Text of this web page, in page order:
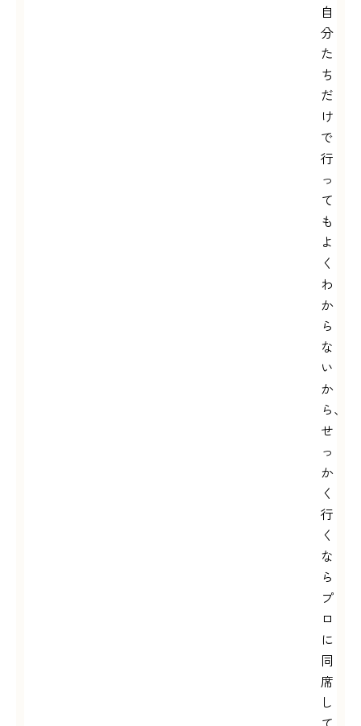
自
分
た
ち
だ
け
で
行
っ
て
も
よ
く
わ
か
ら
な
い
か
ら、
せ
っ
か
く
行
く
な
ら
プ
ロ
に
同
席
し